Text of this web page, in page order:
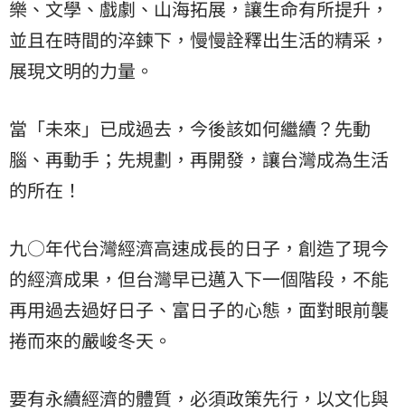
樂、文學、戲劇、山海拓展，讓生命有所提升，
並且在時間的淬鍊下，慢慢詮釋出生活的精采，
展現文明的力量。
當「未來」已成過去，今後該如何繼續？先動
腦、再動手；先規劃，再開發，讓台灣成為生活
的所在！
九○年代台灣經濟高速成長的日子，創造了現今
的經濟成果，但台灣早已邁入下一個階段，不能
再用過去過好日子、富日子的心態，面對眼前襲
捲而來的嚴峻冬天。
要有永續經濟的體質，必須政策先行，以文化與